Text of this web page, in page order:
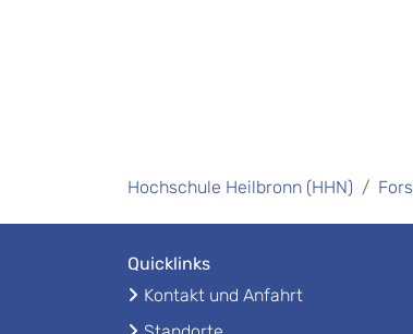
Hochschule Heilbronn (HHN)
Quicklinks
Kontakt und Anfahrt